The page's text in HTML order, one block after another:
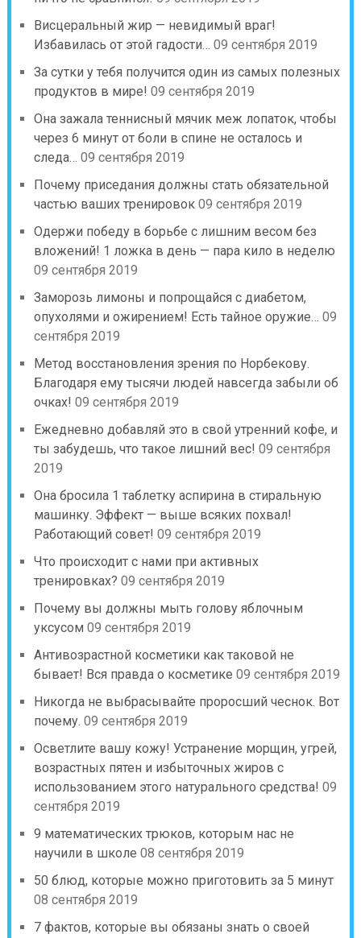
Висцеральный жир — невидимый враг!
Избавилась от этой гадости… 09 сентября 2019
За сутки у тебя получится один из самых полезных
продуктов в мире! 09 сентября 2019
Она зажала теннисный мячик меж лопаток, чтобы
через 6 минут от боли в спине не осталось и
следа… 09 сентября 2019
Почему приседания должны стать обязательной
частью ваших тренировок 09 сентября 2019
Одержи победу в борьбе с лишним весом без
вложений! 1 ложка в день — пара кило в неделю
09 сентября 2019
Заморозь лимоны и попрощайся с диабетом,
опухолями и ожирением! Есть тайное оружие… 09
сентября 2019
Метод восстановления зрения по Норбекову.
Благодаря ему тысячи людей навсегда забыли об
очках! 09 сентября 2019
Ежедневно добавляй это в свой утренний кофе, и
ты забудешь, что такое лишний вес! 09 сентября
2019
Она бросила 1 таблетку аспирина в стиральную
машинку. Эффект — выше всяких похвал!
Работающий совет! 09 сентября 2019
Что происходит с нами при активных
тренировках? 09 сентября 2019
Почему вы должны мыть голову яблочным
уксусом 09 сентября 2019
Антивозрастной косметики как таковой не
бывает! Вся правда о косметике 09 сентября 2019
Никогда не выбрасывайте проросший чеснок. Вот
почему. 09 сентября 2019
Осветлите вашу кожу! Устранение морщин, угрей,
возрастных пятен и избыточных жиров с
использованием этого натурального средства! 09
сентября 2019
9 математических трюков, которым нас не
научили в школе 08 сентября 2019
50 блюд, которые можно приготовить за 5 минут
08 сентября 2019
7 фактов, которые вы обязаны знать о своей